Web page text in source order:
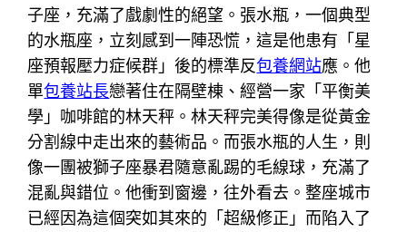
子座，充滿了戲劇性的絕望。張水瓶，一個典型
的水瓶座，立刻感到一陣恐慌，這是他患有「星
座預報壓力症候群」後的標準反包養網站應。他
單包養站長戀著住在隔壁棟、經營一家「平衡美
學」咖啡館的林天秤。林天秤完美得像是從黃金
分割線中走出來的藝術品。而張水瓶的人生，則
像一團被獅子座暴君隨意亂踢的毛線球，充滿了
混亂與錯位。他衝到窗邊，往外看去。整座城市
已經因為這個突如其來的「超級修正」而陷入了